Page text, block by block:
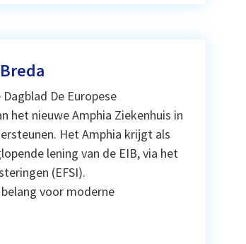
De Europese
het nieuwe Amphia Ziekenhuis in
Het Amphia krijgt als
lening van de EIB, via het
(EFSI).
voor moderne